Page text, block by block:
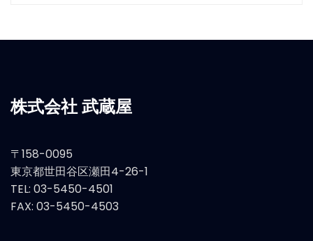
株式会社 武蔵屋
〒158-0095
東京都世田谷区瀬田4-26-1
TEL: 03-5450-4501
FAX: 03-5450-4503